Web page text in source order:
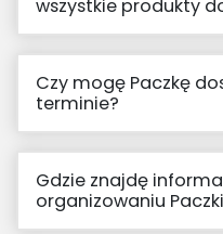
wszystkie produkty
Czy mogę Paczkę
terminie?
Gdzie znajdę
organizowaniu